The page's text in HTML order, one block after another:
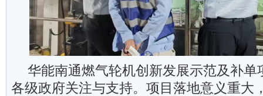
华能南通燃气轮机创新发展示范及补单
各级政府关注与支持。项目落地意义重大